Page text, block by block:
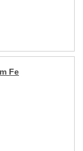
Fe